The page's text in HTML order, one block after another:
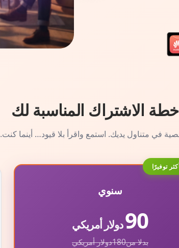
الاشتراك المناسبة لك
في متناول يديك. استمع واقرأ بلا قيود… أينما كنت.
توفيرًا
سنوي
90دولار أمريكي
بدلا من180دولار أمريكي